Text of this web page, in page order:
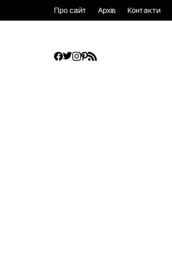
Про сайт Архів Контакти